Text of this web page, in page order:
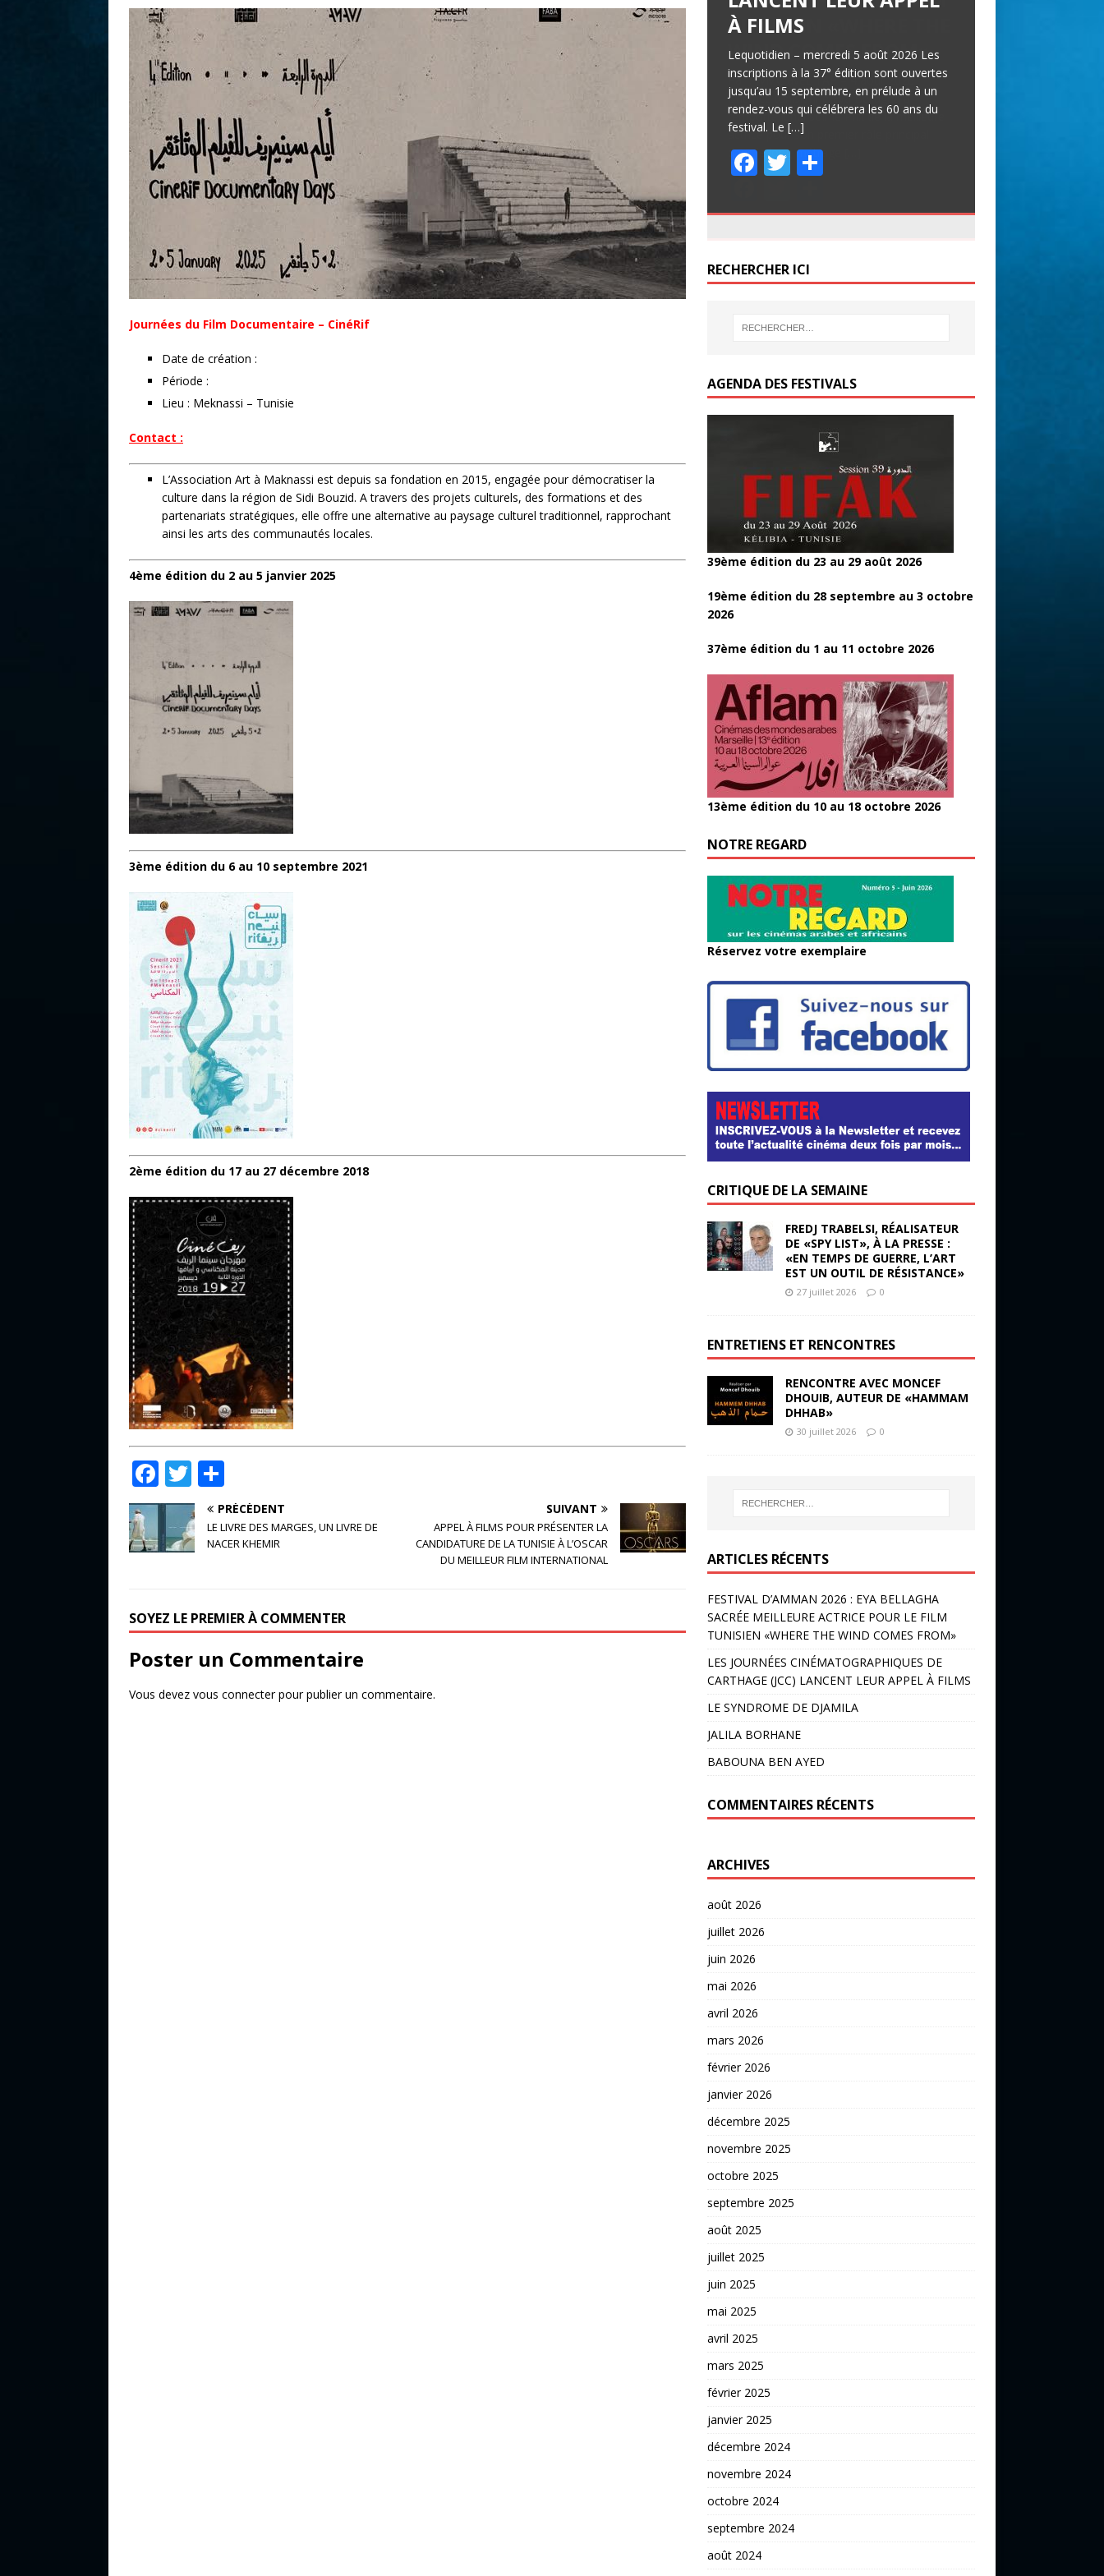
Journées du Film Documentaire – CinéRif
Date de création :
Période :
Lieu : Meknassi – Tunisie
Contact :
L’Association Art à Maknassi est depuis sa fondation en 2015, engagée pour démocratiser la
culture dans la région de Sidi Bouzid. A travers des projets culturels, des formations et des
partenariats stratégiques, elle offre une alternative au paysage culturel traditionnel, rapprochant
ainsi les arts des communautés locales.
4ème édition du 2 au 5 janvier 2025
3ème édition du 6 au 10 septembre 2021
2ème édition du 17 au 27 décembre 2018
F
a
c
e
o
o
k
T
w
it
te
ar
ta
g
r
PRÉCÉDENT
LE LIVRE DES MARGES, UN LIVRE DE
NACER KHEMIR
SUIVANT
APPEL À FILMS POUR PRÉSENTER LA
CANDIDATURE DE LA TUNISIE À L’OSCAR
DU MEILLEUR FILM INTERNATIONAL
SOYEZ LE PREMIER À COMMENTER
Poster un Commentaire
Vous devez vous connecterpour publier un commentaire.
À FILMS
Lequotidien – mercredi 5 août 2026 Les
inscriptions à la 37° édition sont ouvertes
jusqu’au 15 septembre, en prélude à un
rendez-vous qui célébrera les 60 ans du
festival. Le […]
F
e
o
o
k
T
itt
P
ta
39ème édition du 23 au 29 août 2026
19ème édition du 28 septembre au 3 octobre
2026
37ème édition du 1 au 11 octobre 2026
13ème édition du 10 au 18 octobre 2026
Réservez votre exemplaire
CRITIQUE DE LA SEMAINE
FREDJ TRABELSI, RÉALISATEUR
«EN TEMPS DE GUERRE, L’ART
EST UN OUTIL DE RÉSISTANCE»
27 juillet 2026 0
RENCONTRE AVEC MONCEF
DHHAB»
30 juillet 2026 0
FESTIVAL D’AMMAN 2026 : EYA BELLAGHA
SACRÉE MEILLEURE ACTRICE POUR LE FILM
TUNISIEN «WHERE THE WIND COMES FROM»
LES JOURNÉES CINÉMATOGRAPHIQUES DE
CARTHAGE (JCC) LANCENT LEUR APPEL À FILMS
LE SYNDROME DE DJAMILA
JALILA BORHANE
BABOUNA BEN AYED
COMMENTAIRES RÉCENTS
août 2026
juillet 2026
juin 2026
mai 2026
avril 2026
mars 2026
février 2026
janvier 2026
décembre 2025
novembre 2025
octobre 2025
septembre 2025
août 2025
juillet 2025
juin 2025
mai 2025
avril 2025
mars 2025
février 2025
janvier 2025
décembre 2024
novembre 2024
octobre 2024
septembre 2024
août 2024
juillet 2024